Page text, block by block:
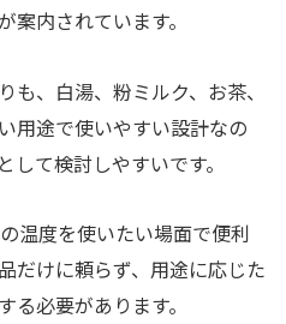
案内されています。
、白湯、粉ミルク、お茶、
用途で使いやすい設計なの
て検討しやすいです。
温度を使いたい場面で便利
だけに頼らず、用途に応じた
必要があります。